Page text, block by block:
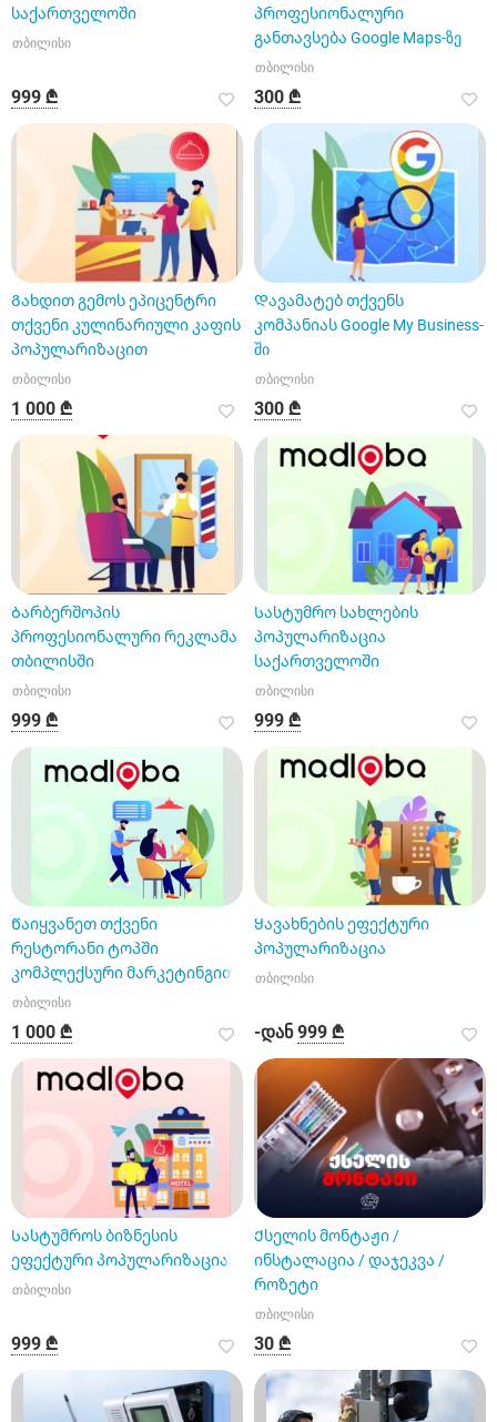
საქართველოში
თბილისი
999 ₾
პროფესიონალური
განთავსება Google Maps-ზე
თბილისი
300 ₾
Გახდით გემოს ეპიცენტრი
თქვენი კულინარიული კაფის
პოპულარიზაცით
თბილისი
1 000 ₾
Დავამატებ თქვენს
კომპანიას Google My Business-
ში
თბილისი
300 ₾
Ბარბერშოპის
პროფესიონალური რეკლამა
თბილისში
თბილისი
999 ₾
Სასტუმრო სახლების
პოპულარიზაცია
საქართველოში
თბილისი
999 ₾
Წაიყვანეთ თქვენი
რესტორანი ტოპში
კომპლექსური მარკეტინგით
თბილისი
1 000 ₾
Ყავახნების ეფექტური
პოპულარიზაცია
თბილისი
-დან999 ₾
Სასტუმროს ბიზნესის
ეფექტური პოპულარიზაცია
თბილისი
999 ₾
Ქსელის მონტაჟი /
ინსტალაცია / დაჯეკვა /
როზეტი
თბილისი
30 ₾